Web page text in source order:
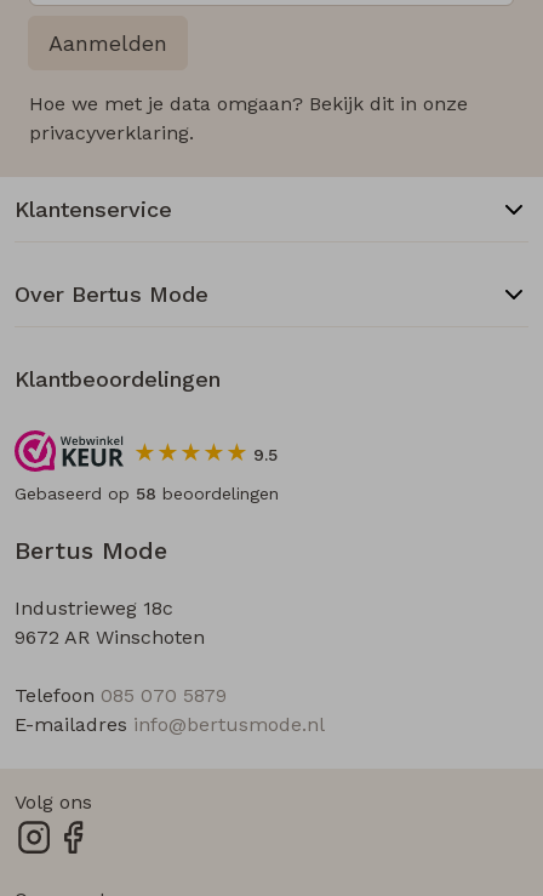
Aanmelden
Hoe we met je data omgaan? Bekijk dit in onze
privacyverklaring.
Bertus Mode
Industrieweg 18c
9672 AR Winschoten
Telefoon 085 070 5879
E-mailadres info@bertusmode.nl
Klantenservice
Over Bertus Mode
Klantbeoordelingen
9.5
Gebaseerd op 58 beoordelingen
Volg ons